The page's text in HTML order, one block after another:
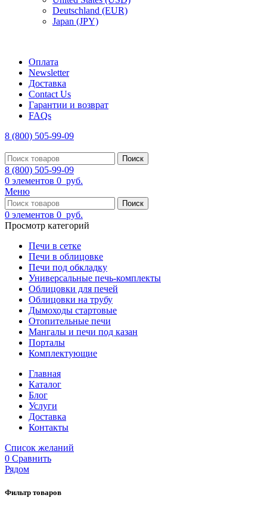
Deutschland (EUR)
Japan (JPY)
Оплата
Newsletter
Доставка
Contact Us
Гарантии и возврат
FAQs
8 (800) 505-99-09
Поиск
8 (800) 505-99-09
0 элементов 0 руб.
Меню
Поиск
0 элементов 0 руб.
Просмотр категорий
Печи в сетке
Печи в облицовке
Печи под обкладку
Универсальные печь-комплекты
Облицовки для печей
Облицовки на трубу
Дымоходы стартовые
Отопительные печи
Мангалы и печи под казан
Порталы
Комплектующие
Главная
Каталог
Блог
Услуги
Доставка
Контакты
Список желаний
0 Сравнить
Рядом
Фильтр товаров